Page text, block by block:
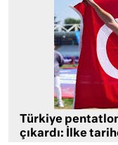
Türkiye
çıkardı: İlke